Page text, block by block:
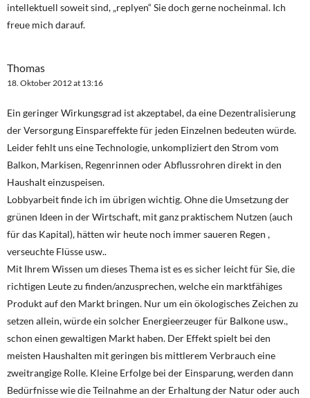
intellektuell soweit sind, „replyen“ Sie doch gerne nocheinmal. Ich
freue mich darauf.
Thomas
18. Oktober 2012 at 13:16
Ein geringer Wirkungsgrad ist akzeptabel, da eine Dezentralisierung
der Versorgung Einspareffekte für jeden Einzelnen bedeuten würde.
Leider fehlt uns eine Technologie, unkompliziert den Strom vom
Balkon, Markisen, Regenrinnen oder Abflussrohren direkt in den
Haushalt einzuspeisen.
Lobbyarbeit finde ich im übrigen wichtig. Ohne die Umsetzung der
grünen Ideen in der Wirtschaft, mit ganz praktischem Nutzen (auch
für das Kapital), hätten wir heute noch immer saueren Regen ,
verseuchte Flüsse usw..
Mit Ihrem Wissen um dieses Thema ist es es sicher leicht für Sie, die
richtigen Leute zu finden/anzusprechen, welche ein marktfähiges
Produkt auf den Markt bringen. Nur um ein ökologisches Zeichen zu
setzen allein, würde ein solcher Energieerzeuger für Balkone usw.,
schon einen gewaltigen Markt haben. Der Effekt spielt bei den
meisten Haushalten mit geringen bis mittlerem Verbrauch eine
zweitrangige Rolle. Kleine Erfolge bei der Einsparung, werden dann
Bedürfnisse wie die Teilnahme an der Erhaltung der Natur oder auch